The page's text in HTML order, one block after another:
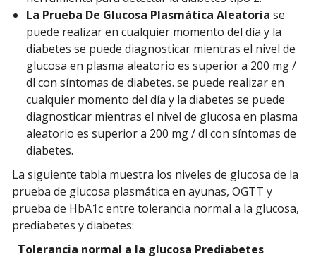
La Prueba De Glucosa Plasmática Aleatoria se
puede realizar en cualquier momento del día y la
diabetes se puede diagnosticar mientras el nivel de
glucosa en plasma aleatorio es superior a 200 mg /
dl con síntomas de diabetes. se puede realizar en
cualquier momento del día y la diabetes se puede
diagnosticar mientras el nivel de glucosa en plasma
aleatorio es superior a 200 mg / dl con síntomas de
diabetes.
La siguiente tabla muestra los niveles de glucosa de la
prueba de glucosa plasmática en ayunas, OGTT y
prueba de HbA1c entre tolerancia normal a la glucosa,
prediabetes y diabetes:
Tolerancia normal a la glucosa Prediabetes